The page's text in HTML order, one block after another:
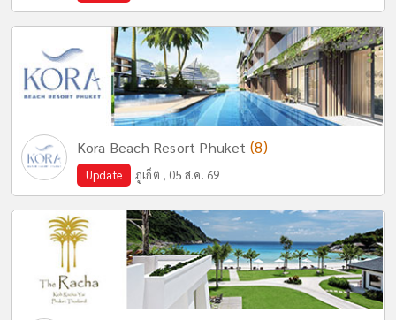
Kora Beach Resort Phuket (8)
Update ภูเก็ต , 05 ส.ค. 69